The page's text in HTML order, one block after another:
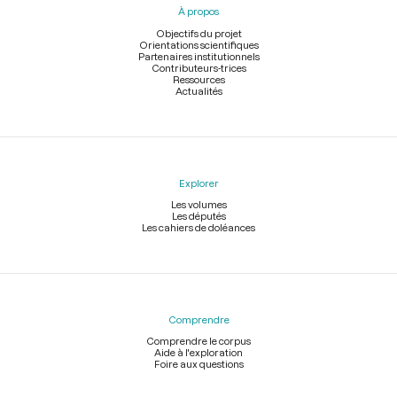
À propos
Objectifs du projet
Orientations scientifiques
Partenaires institutionnels
Contributeurs-trices
Ressources
Actualités
Explorer
Les volumes
Les députés
Les cahiers de doléances
Comprendre
Comprendre le corpus
Aide à l'exploration
Foire aux questions